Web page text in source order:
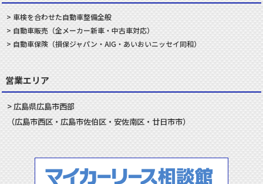
車検を合わせた自動車整備全般
自動車販売 （全メーカー新車・中古車対応）
自動車保険（損保ジャパン・AIG・あいおいニッセイ同和）
営業エリア
広島県広島市西部
（広島市西区・ 広島市佐伯区・ 安佐南区・ 廿日市市）